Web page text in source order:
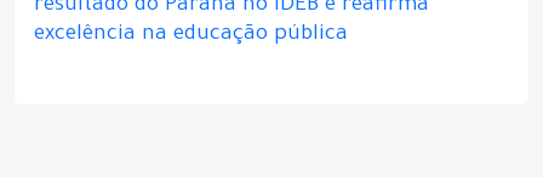
resultado do Paraná no IDEB e reafirma
excelência na educação pública